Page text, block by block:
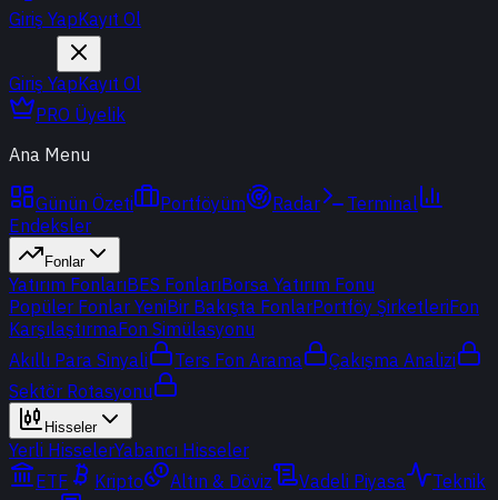
Giriş YapKayıt Ol
Giriş YapKayıt Ol
PRO Üyelik
Ana Menu
Günün Özeti Portföyüm Radar
Terminal
Endeksler
Fonlar
Yatırım FonlarıBES FonlarıBorsa Yatırım Fonu
Popüler Fonlar YeniBir Bakışta FonlarPortföy ŞirketleriFon
KarşılaştırmaFon Simülasyonu
Akıllı Para Sinyali
Ters Fon Arama
Çakışma Analizi
Sektör Rotasyonu
Hisseler
Yerli HisselerYabancı Hisseler
ETF
Kripto Altın & Döviz Vadeli Piyasa
Teknik